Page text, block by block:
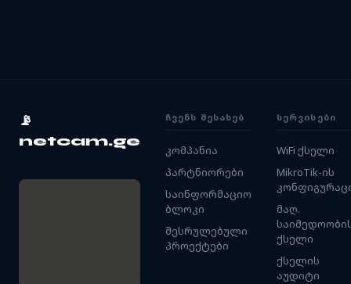
📡
netcam.ge
ᲩᲕᲔᲜᲡ ᲨᲔᲡᲐᲮᲔᲑ
კომპანია
პარტნიორები
საინფორმაციო
ბლოკი
შესრულებული
პროექტები
ᲡᲔᲠᲕᲘᲡᲔᲑᲘ
WiFi ქსელი
MikroTik-ის
მაღ.
ქსელი
ქსელის
აუდიტი